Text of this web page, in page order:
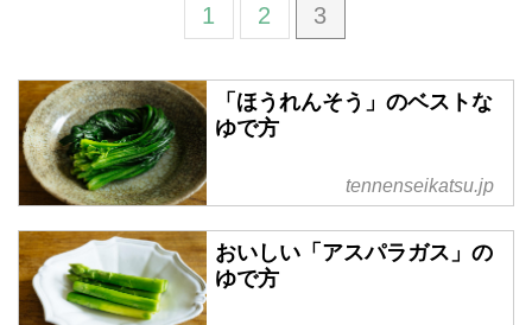
1 2 3
「ほうれんそう」のベストな
ゆで方
tennenseikatsu.jp
おいしい「アスパラガス」の
ゆで方